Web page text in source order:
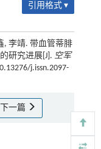
引用格式 ▾
, 李靖. 带血管蒂腓
研究进展[J]. 空军
j.issn.2097-
下一篇